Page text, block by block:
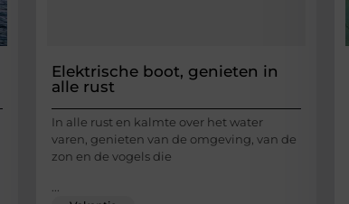
Elektrische boot, genieten in
alle rust
In alle rust en kalmte over het water
varen, genieten van de omgeving, van de
zon en de vogels die